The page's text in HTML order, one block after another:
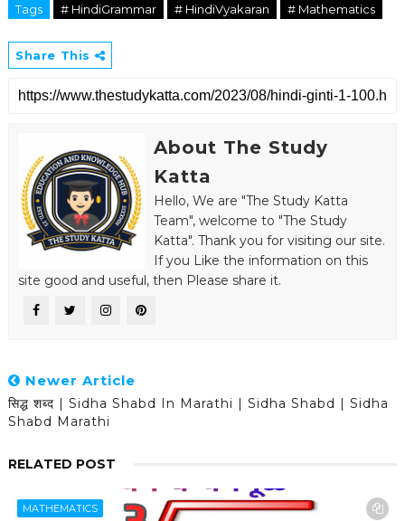
Tags # HindiGrammar # HindiVyakaran # Mathematics
Share This
About The Study
Katta
Hello, We are "The Study Katta
Team", welcome to "The Study
Katta". Thank you for visiting our site.
If you Like the information on this
site good and useful, then Please share it.
Newer Article
सिद्ध शब्द | Sidha Shabd In Marathi | Sidha Shabd | Sidha
Shabd Marathi
RELATED POST
MATHEMATICS